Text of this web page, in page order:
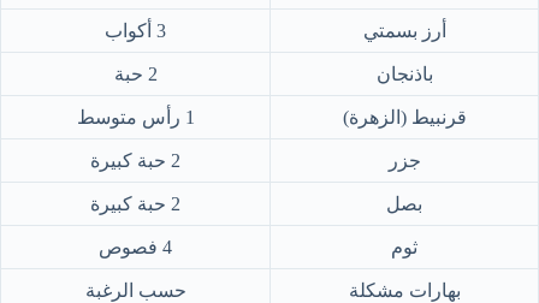
أرز بسمتي 3 أكواب
باذنجان 2 حبة
قرنبيط (الزهرة) 1 رأس متوسط
جزر 2 حبة كبيرة
بصل 2 حبة كبيرة
ثوم 4 فصوص
بهارات مشكلة حسب الرغبة